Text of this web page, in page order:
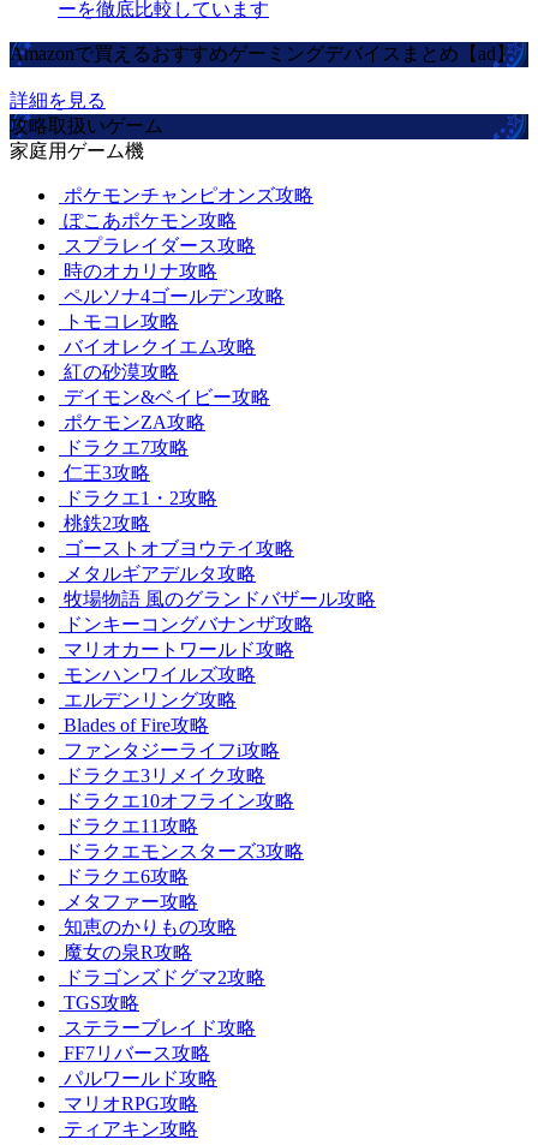
ーを徹底比較しています
Amazonで買えるおすすめゲーミングデバイスまとめ【ad】
詳細を見る
攻略取扱いゲーム
家庭用ゲーム機
ポケモンチャンピオンズ攻略
ぽこあポケモン攻略
スプラレイダース攻略
時のオカリナ攻略
ペルソナ4ゴールデン攻略
トモコレ攻略
バイオレクイエム攻略
紅の砂漠攻略
デイモン&ベイビー攻略
ポケモンZA攻略
ドラクエ7攻略
仁王3攻略
ドラクエ1・2攻略
桃鉄2攻略
ゴーストオブヨウテイ攻略
メタルギアデルタ攻略
牧場物語 風のグランドバザール攻略
ドンキーコングバナンザ攻略
マリオカートワールド攻略
モンハンワイルズ攻略
エルデンリング攻略
Blades of Fire攻略
ファンタジーライフi攻略
ドラクエ3リメイク攻略
ドラクエ10オフライン攻略
ドラクエ11攻略
ドラクエモンスターズ3攻略
ドラクエ6攻略
メタファー攻略
知恵のかりもの攻略
魔女の泉R攻略
ドラゴンズドグマ2攻略
TGS攻略
ステラーブレイド攻略
FF7リバース攻略
パルワールド攻略
マリオRPG攻略
ティアキン攻略